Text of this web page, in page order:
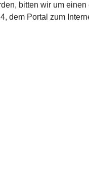
bitten wir um
dem Portal zum